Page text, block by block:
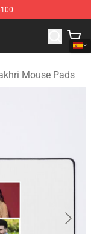
Merchandise
Mouse Pads